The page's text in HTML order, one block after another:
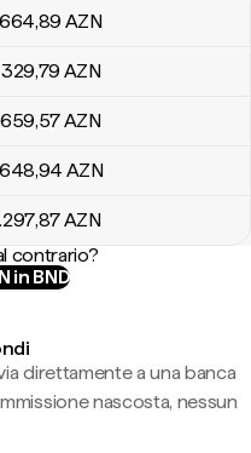
664,89 AZN
,79 AZN
,57AZN
,94 AZN
,87AZN
contrario?
in BND
direttamente a una banca
nascosta, nessun